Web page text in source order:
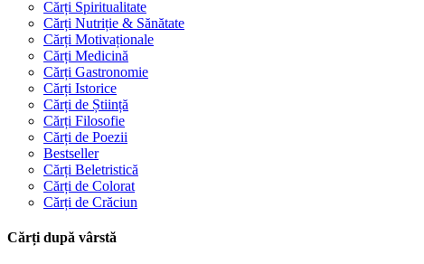
Cărți Spiritualitate
Cărți Nutriție & Sănătate
Cărți Motivaționale
Cărți Medicină
Cărți Gastronomie
Cărți Istorice
Cărți de Știință
Cărți Filosofie
Cărți de Poezii
Bestseller
Cărți Beletristică
Cărți de Colorat
Cărți de Crăciun
Cărți după vârstă